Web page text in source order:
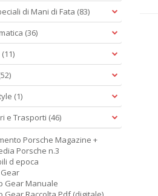
di Mani di Fata (83)
(36)
(11)
(1)
e Trasporti (46)
Porsche Magazine +
Porsche n.3
d epoca
Gear
Gear Manuale